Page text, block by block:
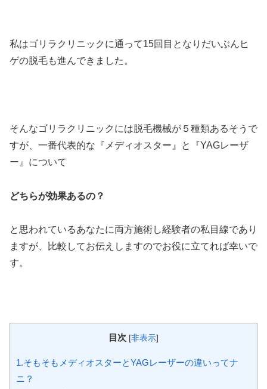
私はゴリラクリニックに通って15回目となりだいぶんヒ
ゲの脱毛も進んできました。
そんなゴリラクリニックには脱毛機械が５種類あるそうで
すが、一番代表的な『メディオスター』と『YAGレーザ
ー』について
どちらが効果あるの？
と思われているあなたに両方施術し経験者の私目線であり
ますが、比較してお伝えしますのでお役に立てれば幸いで
す。
目次 [非表示]
1.そもそもメディオスターとYAGレーザーの違いってナ
ニ？